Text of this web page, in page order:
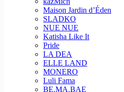
Maison Jardin d’Éden
SLADKO
NUE NUE
Katisha Like It
Pride
LA DEA
ELLE LAND
MONERO
Luli Fama
BE.MA.BAE